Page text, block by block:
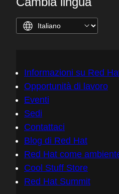
Informazioni su Red
Opportunità di lavoro
Eventi
Sedi
Contattaci
Blog di Red Hat
Red Hat come
Cool Stuff Store
Red Hat Summit